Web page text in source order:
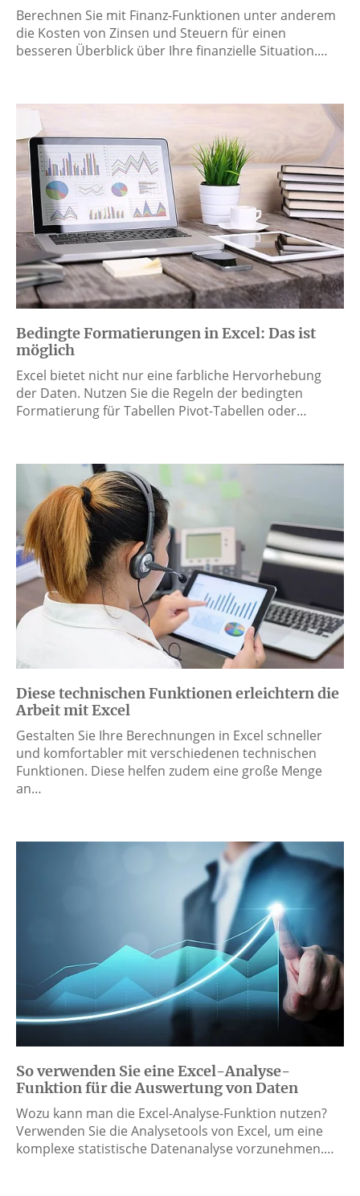
Berechnen Sie mit Finanz-Funktionen unter anderem
die Kosten von Zinsen und Steuern für einen
besseren Überblick über Ihre finanzielle Situation.…
Bedingte Formatierungen in Excel: Das ist
möglich
Excel bietet nicht nur eine farbliche Hervorhebung
der Daten. Nutzen Sie die Regeln der bedingten
Formatierung für Tabellen Pivot-Tabellen oder…
Diese technischen Funktionen erleichtern die
Arbeit mit Excel
Gestalten Sie Ihre Berechnungen in Excel schneller
und komfortabler mit verschiedenen technischen
Funktionen. Diese helfen zudem eine große Menge
an…
So verwenden Sie eine Excel-Analyse-
Funktion für die Auswertung von Daten
Wozu kann man die Excel-Analyse-Funktion nutzen?
Verwenden Sie die Analysetools von Excel, um eine
komplexe statistische Datenanalyse vorzunehmen.…